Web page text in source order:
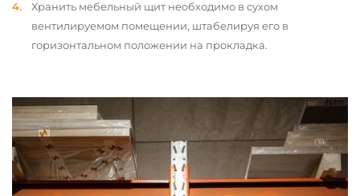
Хранить мебельный щит необходимо в сухом
вентилируемом помещении, штабелируя его в
горизонтальном положении на прокладка.